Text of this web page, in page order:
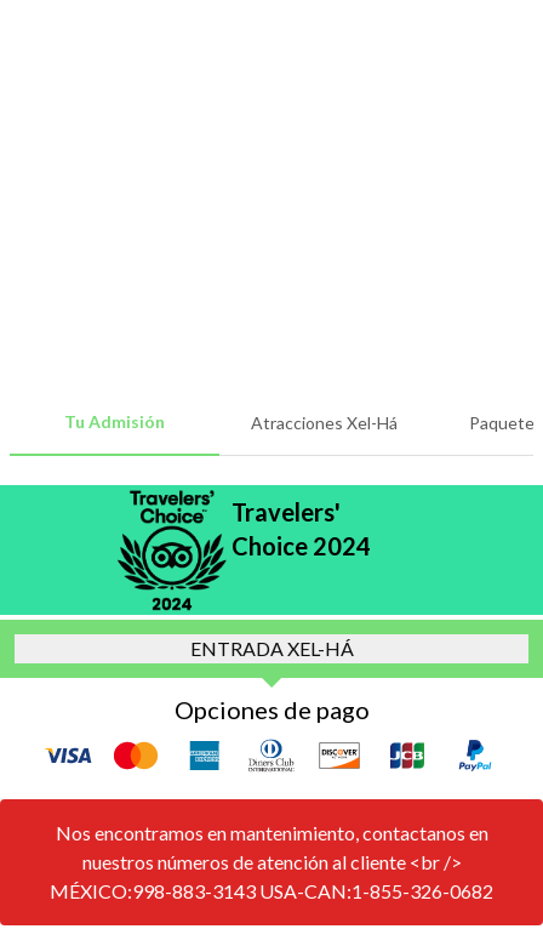
Tu Admisión Atracciones Xel-Há
Travelers'
Choice 2024
ENTRADA XEL-HÁ
Opciones de pago
Nos encontramos en mantenimiento, contactanos en
nuestros números de atención al cliente <br />
MÉXICO:998-883-3143 USA-CAN:1-855-326-0682